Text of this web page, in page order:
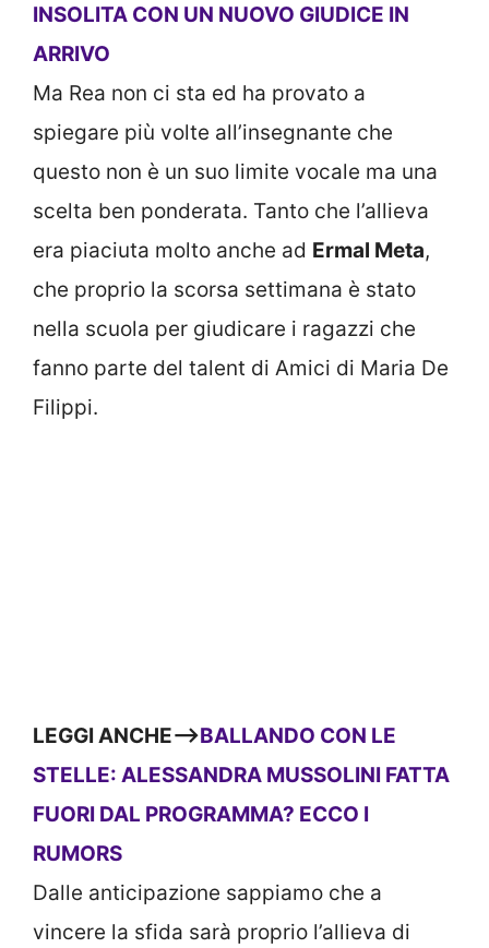
INSOLITA CON UN NUOVO GIUDICE IN
ARRIVO
Ma Rea non ci sta ed ha provato a
spiegare più volte all’insegnante che
questo non è un suo limite vocale ma una
scelta ben ponderata. Tanto che l’allieva
era piaciuta molto anche ad Ermal Meta,
che proprio la scorsa settimana è stato
nella scuola per giudicare i ragazzi che
fanno parte del talent di Amici di Maria De
Filippi.
LEGGI ANCHE—>BALLANDO CON LE
STELLE: ALESSANDRA MUSSOLINI FATTA
FUORI DAL PROGRAMMA? ECCO I
RUMORS
Dalle anticipazione sappiamo che a
vincere la sfida sarà proprio l’allieva di